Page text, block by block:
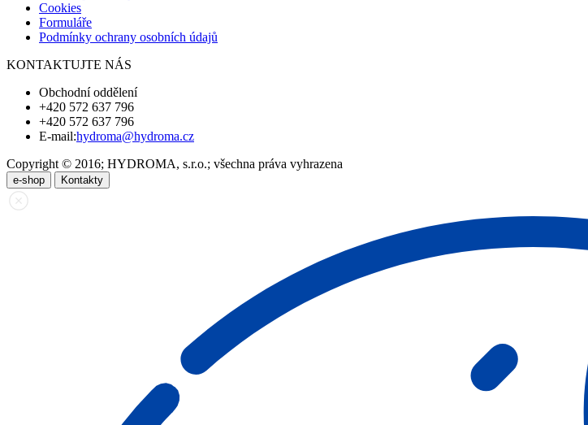
Cookies
Formuláře
Podmínky ochrany osobních údajů
KONTAKTUJTE NÁS
Obchodní oddělení
+420 572 637 796
+420 572 637 796
E-mail:hydroma@hydroma.cz
Copyright © 2016; HYDROMA, s.r.o.; všechna práva vyhrazena
e-shop Kontakty